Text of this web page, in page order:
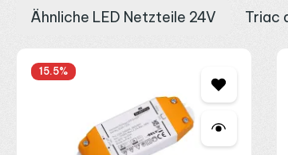
Slim-Bauform für wenig Bauraum
Besonders schlankes Gehäuse für
Stabile Versorgung für 24 V LED-Streifen und LED-
75 W Ausgangsleistung
Ausreichende Leistungsreserve für längere LED-
Hoher Leistungsfaktor (PFC ≥ 0,9)
Ähnliche LED Netzteile 24V Triac
15.5%